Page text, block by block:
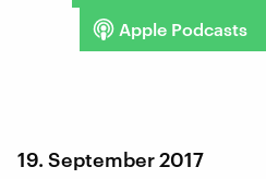
Apple Podcasts
19. September 2017